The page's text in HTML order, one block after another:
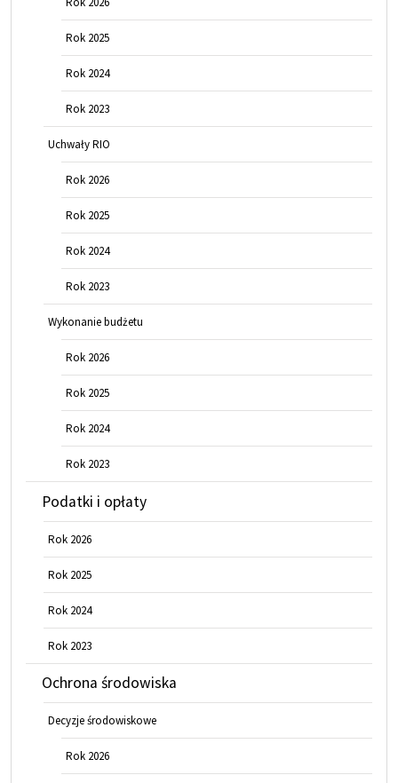
Rok 2025
Rok 2024
Rok 2023
Uchwały RIO
Rok 2026
Rok 2025
Rok 2024
Rok 2023
Wykonanie budżetu
Rok 2026
Rok 2025
Rok 2024
Rok 2023
Podatki i opłaty
Rok 2026
Rok 2025
Rok 2024
Rok 2023
Ochrona środowiska
Decyzje środowiskowe
Rok 2026